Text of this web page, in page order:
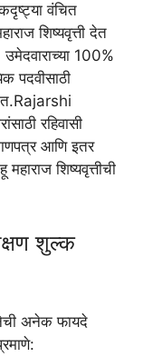
वंचित
शिष्यवृत्ती देत
100%
पदवीसाठी
रहिवासी
आणि इतर
शिष्यवृत्तीची
शुल्क
अनेक फायदे